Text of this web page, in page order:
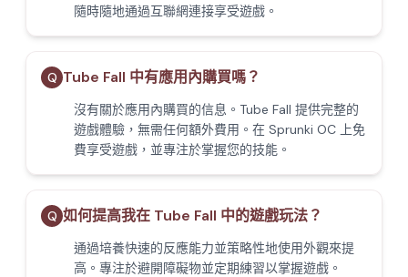
隨時隨地通過互聯網連接享受遊戲。
Q Tube Fall 中有應用內購買嗎？
沒有關於應用內購買的信息。Tube Fall 提供完整的
遊戲體驗，無需任何額外費用。在 Sprunki OC 上免
費享受遊戲，並專注於掌握您的技能。
Q 如何提高我在 Tube Fall 中的遊戲玩法？
通過培養快速的反應能力並策略性地使用外觀來提
高。專注於避開障礙物並定期練習以掌握遊戲。